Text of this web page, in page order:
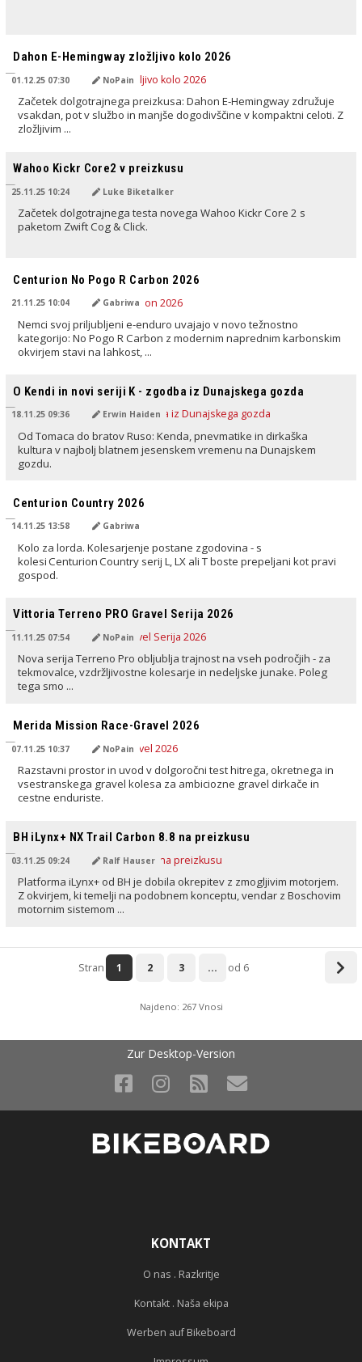
Dahon E-Hemingway zložljivo kolo 2026
01.12.25 07:30 NoPain
Začetek dolgotrajnega preizkusa: Dahon E‑Hemingway združuje
vsakdan, pot v službo in manjše dogodivščine v kompaktni celoti. Z
zložljivim ...
Wahoo Kickr Core2 v preizkusu
25.11.25 10:24 Luke Biketalker
Začetek dolgotrajnega testa novega Wahoo Kickr Core 2 s
paketom Zwift Cog & Click.
Centurion No Pogo R Carbon 2026
21.11.25 10:04 Gabriwa
Nemci svoj priljubljeni e-enduro uvajajo v novo težnostno
kategorijo: No Pogo R Carbon z modernim naprednim karbonskim
okvirjem stavi na lahkost, ...
O Kendi in novi seriji K - zgodba iz Dunajskega gozda
18.11.25 09:36 Erwin Haiden
Od Tomaca do bratov Ruso: Kenda, pnevmatike in dirkaška
kultura v najbolj blatnem jesenskem vremenu na Dunajskem
gozdu.
Centurion Country 2026
14.11.25 13:58 Gabriwa
Kolo za lorda. Kolesarjenje postane zgodovina - s
kolesi Centurion Country serij L, LX ali T boste prepeljani kot pravi
gospod.
Vittoria Terreno PRO Gravel Serija 2026
11.11.25 07:54 NoPain
Nova serija Terreno Pro obljublja trajnost na vseh področjih - za
tekmovalce, vzdržljivostne kolesarje in nedeljske junake. Poleg
tega smo ...
Merida Mission Race-Gravel 2026
07.11.25 10:37 NoPain
Razstavni prostor in uvod v dolgoročni test hitrega, okretnega in
vsestranskega gravel kolesa za ambiciozne gravel dirkače in
cestne enduriste.
BH iLynx+ NX Trail Carbon 8.8 na preizkusu
03.11.25 09:24 Ralf Hauser
Platforma iLynx+ od BH je dobila okrepitev z zmogljivim motorjem.
Z okvirjem, ki temelji na podobnem konceptu, vendar z Boschovim
motornim sistemom ...
Stran 1 2 3 ... od 6
Najdeno: 267 Vnosi
Zur Desktop-Version
KONTAKT
O nas . Razkritje
Kontakt . Naša ekipa
Werben auf Bikeboard